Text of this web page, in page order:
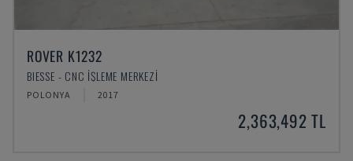
ROVER K1232
BIESSE - CNC İŞLEME MERKEZI
POLONYA 2017
2,363,492 TL